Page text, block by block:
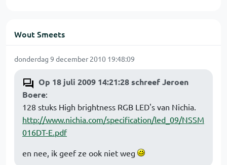
Wout Smeets
donderdag 9 december 2010 19:48:09
Op 18 juli 2009 14:21:28 schreef Jeroen
Boere:
128 stuks High brightness RGB LED's van Nichia.
http://www.nichia.com/specification/led_09/NSSM
016DT-E.pdf
en nee, ik geef ze ook niet weg